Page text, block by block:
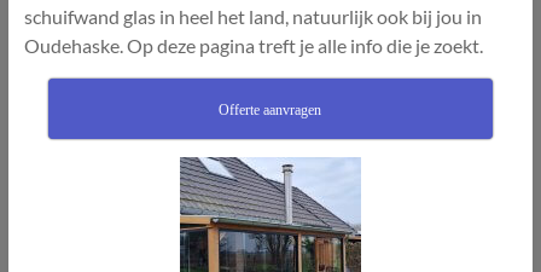
schuifwand glas in heel het land, natuurlijk ook bij jou in
Oudehaske. Op deze pagina treft je alle info die je zoekt.
Offerte aanvragen